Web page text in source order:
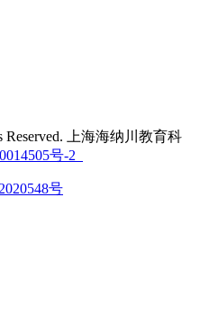
Reserved. 上海海纳川教育科
号-2
号